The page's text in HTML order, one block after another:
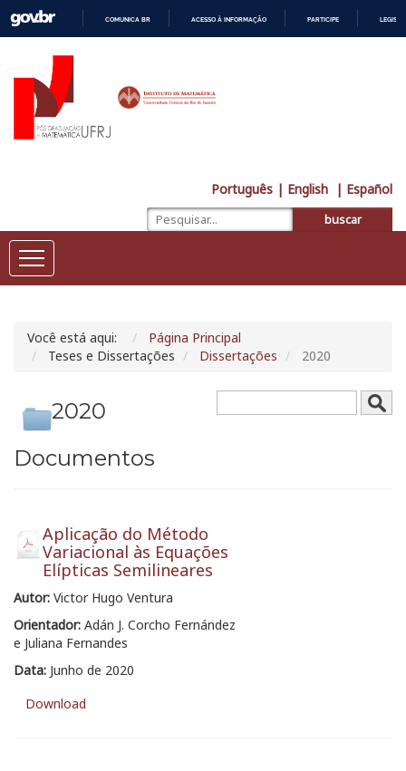
COMUNICA BR ACESSO À INFORMAÇÃO PARTICIPE
Português | English | Español
buscar
Você está aqui:
Página Principal
Teses e Dissertações
Dissertações 2020
2020
Documentos
Aplicação do Método
Variacional às Equações
Elípticas Semilineares
Autor: Victor Hugo Ventura
Orientador: Adán J. Corcho Fernández
e Juliana Fernandes
Data: Junho de 2020
Download